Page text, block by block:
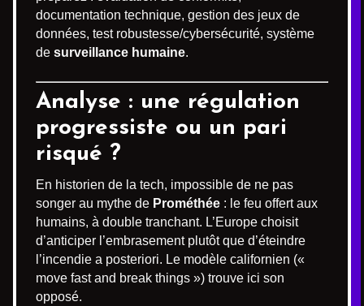
documentation technique, gestion des jeux de
données, test robustesse/cybersécurité, système
de surveillance humaine.
Analyse : une régulation
progressiste ou un pari
risqué ?
En historien de la tech, impossible de ne pas
songer au mythe de Prométhée : le feu offert aux
humains, à double tranchant. L’Europe choisit
d’anticiper l’embrasement plutôt que d’éteindre
l’incendie a posteriori. Le modèle californien («
move fast and break things ») trouve ici son
opposé.